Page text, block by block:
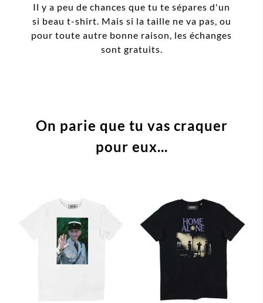
Il y a peu de chances que tu te sépares d'un
si beau t-shirt. Mais si la taille ne va pas, ou
pour toute autre bonne raison, les échanges
sont gratuits.
On parie que tu vas craquer
pour eux...